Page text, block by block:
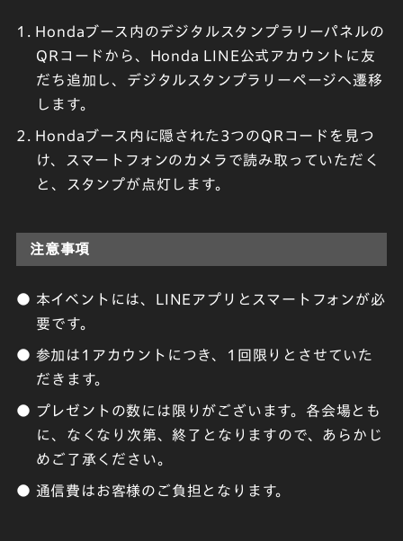
1. Hondaブース内のデジタルスタンプラリーパネルの
QRコードから、Honda LINE公式アカウントに友
だち追加し、デジタルスタンプラリーページへ遷移
します。
2. Hondaブース内に隠された3つのQRコードを見つ
け、スマートフォンのカメラで読み取っていただく
と、スタンプが点灯します。
注意事項
● 本イベントには、LINEアプリとスマートフォンが必
要です。
● 参加は1アカウントにつき、1回限りとさせていた
だきます。
● プレゼントの数には限りがございます。各会場とも
に、なくなり次第、終了となりますので、あらかじ
めご了承ください。
● 通信費はお客様のご負担となります。